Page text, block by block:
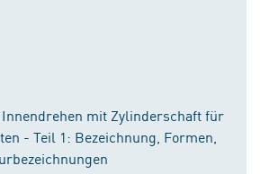
mit Zylinderschaft für
- Teil 1: Bezeichnung, Formen,